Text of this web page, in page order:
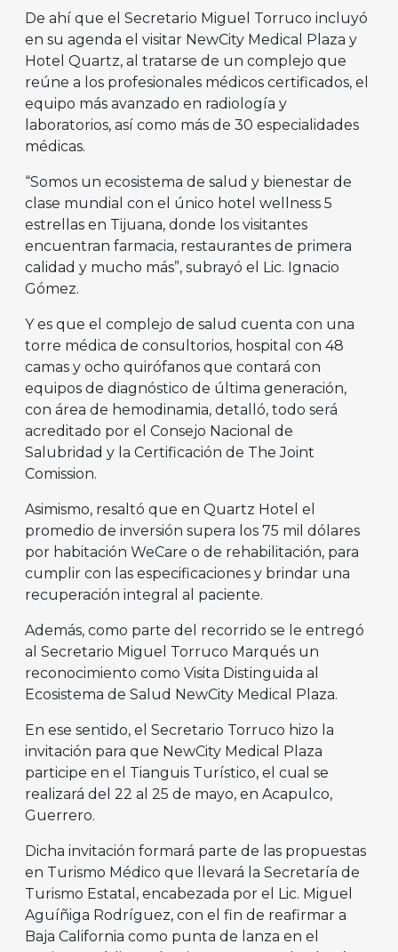
De ahí que el Secretario Miguel Torruco incluyó
en su agenda el visitar NewCity Medical Plaza y
Hotel Quartz, al tratarse de un complejo que
reúne a los profesionales médicos certificados, el
equipo más avanzado en radiología y
laboratorios, así como más de 30 especialidades
médicas.
“Somos un ecosistema de salud y bienestar de
clase mundial con el único hotel wellness 5
estrellas en Tijuana, donde los visitantes
encuentran farmacia, restaurantes de primera
calidad y mucho más”, subrayó el Lic. Ignacio
Gómez.
Y es que el complejo de salud cuenta con una
torre médica de consultorios, hospital con 48
camas y ocho quirófanos que contará con
equipos de diagnóstico de última generación,
con área de hemodinamia, detalló, todo será
acreditado por el Consejo Nacional de
Salubridad y la Certificación de The Joint
Comission.
Asimismo, resaltó que en Quartz Hotel el
promedio de inversión supera los 75 mil dólares
por habitación WeCare o de rehabilitación, para
cumplir con las especificaciones y brindar una
recuperación integral al paciente.
Además, como parte del recorrido se le entregó
al Secretario Miguel Torruco Marqués un
reconocimiento como Visita Distinguida al
Ecosistema de Salud NewCity Medical Plaza.
En ese sentido, el Secretario Torruco hizo la
invitación para que NewCity Medical Plaza
participe en el Tianguis Turístico, el cual se
realizará del 22 al 25 de mayo, en Acapulco,
Guerrero.
Dicha invitación formará parte de las propuestas
en Turismo Médico que llevará la Secretaría de
Turismo Estatal, encabezada por el Lic. Miguel
Aguíñiga Rodríguez, con el fin de reafirmar a
Baja California como punta de lanza en el